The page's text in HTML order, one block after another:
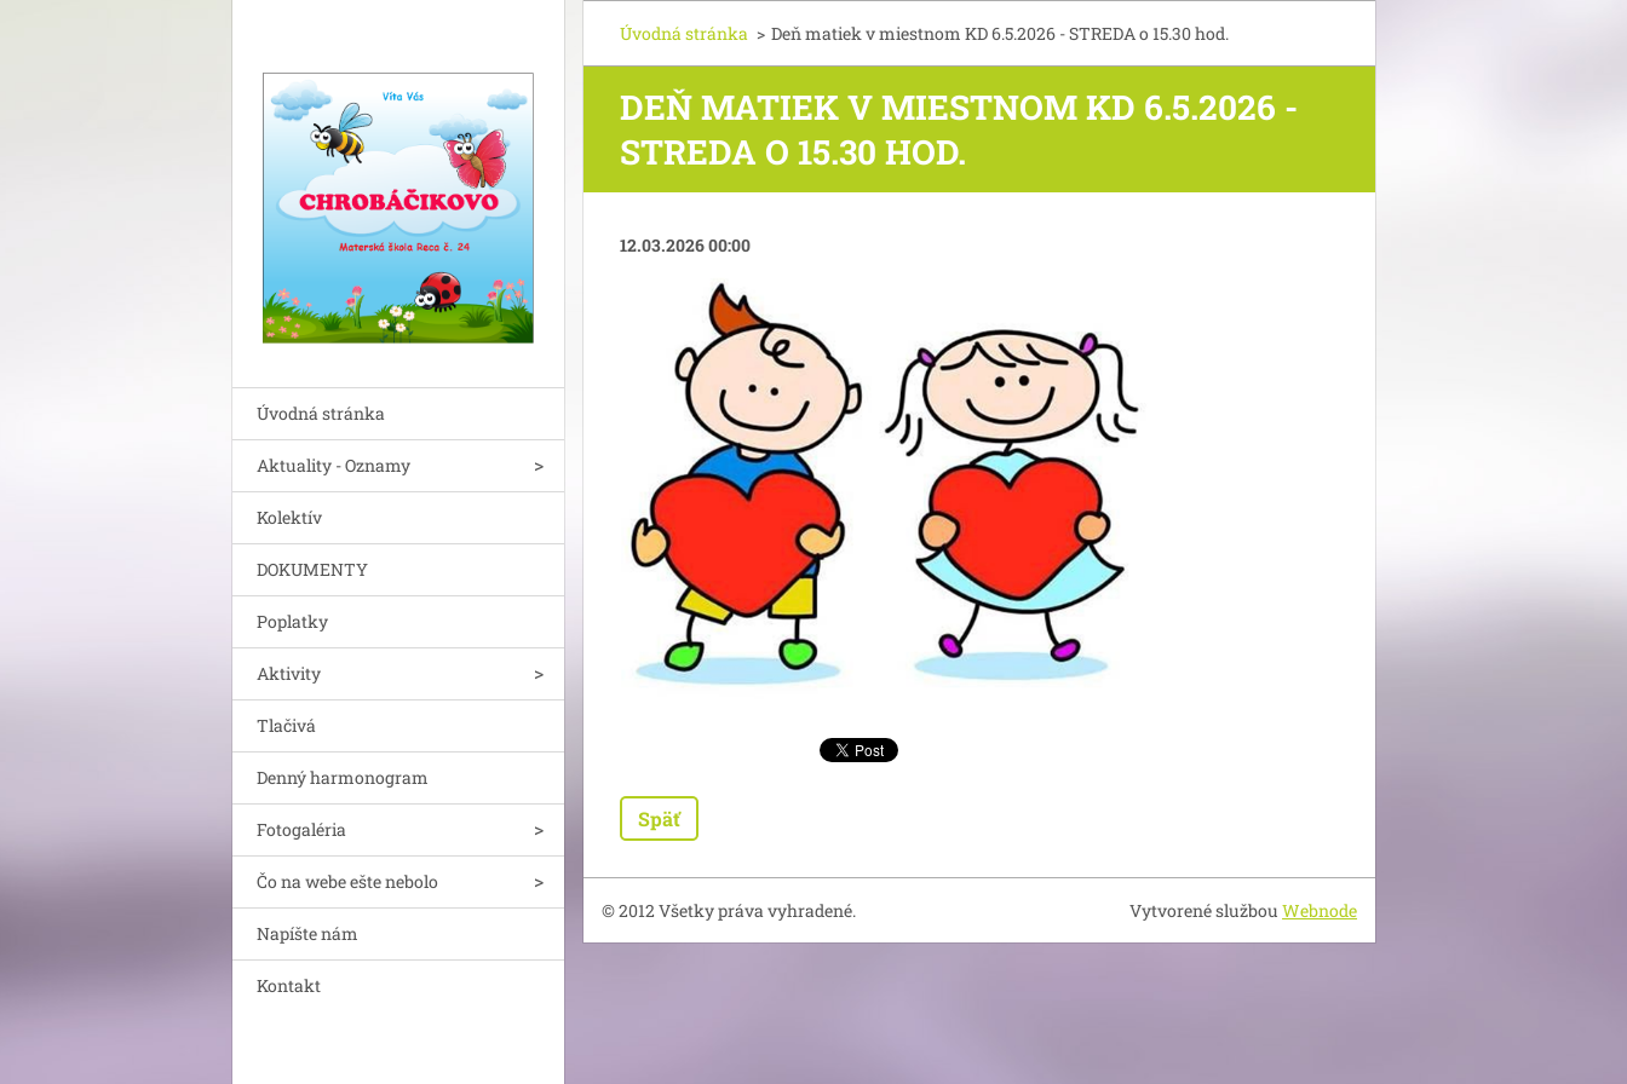
Úvodná stránka
Aktuality - Oznamy
Kolektív
DOKUMENTY
Poplatky
Aktivity
Tlačivá
Denný harmonogram
Fotogaléria
Čo na webe ešte nebolo
Napíšte nám
Kontakt
Úvodná stránka > Deň matiek v miestnom KD 6.5.2026 - STREDA o 15.30 hod.
DEŇ MATIEK V MIESTNOM KD 6.5.2026 -
STREDA O 15.30 HOD.
12.03.2026 00:00
Späť
© 2012 Všetky práva vyhradené. Vytvorené službouWebnode